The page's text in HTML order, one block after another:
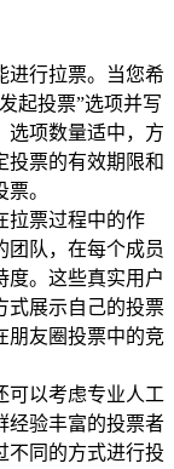
进行拉票。当您希
起投票”选项并写
选项数量适中，方
投票的有效期限和
。
拉票过程中的作
团队，在每个成员
度。这些真实用户
式展示自己的投票
朋友圈投票中的竞
可以考虑专业人工
经验丰富的投票者
不同的方式进行投